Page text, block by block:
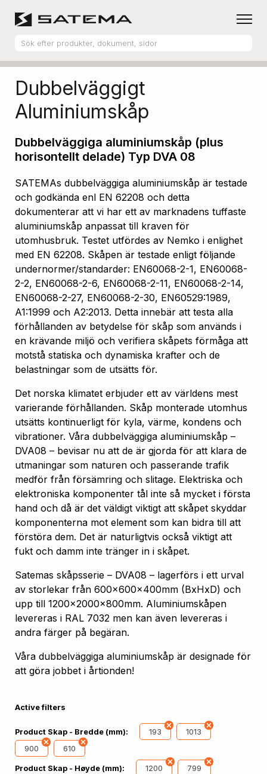
Produktsortiment Aluminiumskåp
Dubbelväggigt
Aluminiumskåp
Dubbelväggiga aluminiumskåp (plus
horisontellt delade) Typ DVA 08
SATEMAs dubbelväggiga aluminiumskåp är testade
och godkända enl EN 62208 och detta
dokumenterar att vi har ett av marknadens tuffaste
aluminiumskåp anpassat till kraven för
utomhusbruk. Testet utfördes av Nemko i enlighet
med EN 62208. Skåpen är testade enligt följande
undernormer/standarder: EN60068-2-1, EN60068-
2-2, EN60068-2-6, EN60068-2-11, EN60068-2-14,
EN60068-2-27, EN60068-2-30, EN60529:1989,
A1:1999 och A2:2013. Detta innebär att testa alla
förhållanden av betydelse för skåp som används i
en krävande miljö och verifiera skåpets förmåga att
motstå statiska och dynamiska krafter och de
belastningar som de utsätts för.
Det norska klimatet erbjuder ett av världens mest
varierande förhållanden. Skåp monterade utomhus
utsätts kontinuerligt för kyla, värme, kondens och
vibrationer. Våra dubbelväggiga aluminiumskåp –
DVA08 – bevisar nu att de är gjorda för att klara de
utmaningar som naturen och passerande trafik
medför från försämring och slitage. Elektriska och
elektroniska komponenter tål inte så mycket i första
hand och då är det väldigt viktigt att skåpet skyddar
komponenterna mot element som kan bidra till att
förstöra dem. Det är naturligtvis också viktigt att
fukt och damm inte tränger in i skåpet.
Satemas skåpsserie – DVA08 – lagerförs i ett urval
av storlekar från 600x600x400mm (BxHxD) och
upp till 1200x2000x800mm. Aluminiumskåpen
levereras i RAL 7032 men kan även levereras i
andra färger på begäran.
Våra dubbelväggiga aluminiumskåp är designade för
att göra jobbet i årtionden!
Active filters
Product Skap - Bredde (mm): 193
1013
900
610
Product Skap - Høyde (mm): 1200 799